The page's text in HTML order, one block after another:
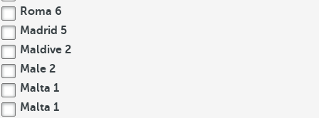
Roma 6
Madrid 5
Maldive 2
Male 2
Malta 1
Malta 1